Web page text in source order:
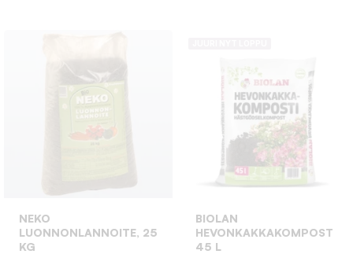
NEKO
LUONNONLANNOITE, 25
KG
BIOLAN
HEVONKAKKAKOMPOSTI
45 L